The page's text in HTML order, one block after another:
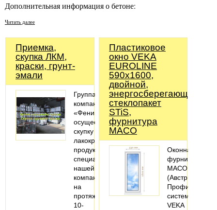
Дополнительная информация о бетоне:
Читать далее
Приемка,
скупка ЛКМ,
краски, грунт-
эмали
Группа
компаний
«Феникс»
осуществляет
скупку
лакокрасочной
продукции,
специалисты
нашей
компании
на
протяжении
10-
Пластиковое
окно VEKA
EUROLINE
590х1600,
двойной,
энергосберегающий
стеклопакет
STiS,
фурнитура
MACO
Оконная
фурнитура
MACO
(Австрия).
Профильная
система:
VEKA